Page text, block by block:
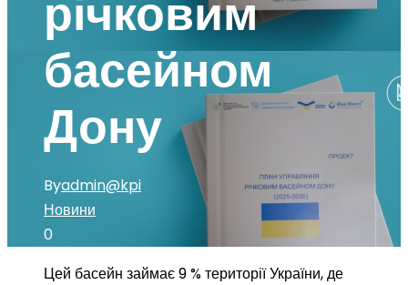
басейном
Дону
Byadmin@kpi
Новини
0
Цей басейн займає 9 % території України, де